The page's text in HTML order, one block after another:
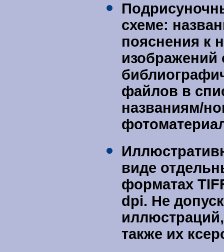
схеме:
пояснения к
изображений
файлов в
названиям/
виде
форматах
dpi. Не
также их